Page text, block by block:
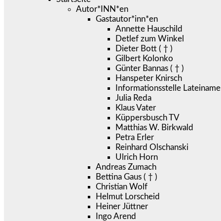
Autor*INN*en
Gastautor*inn*en
Annette Hauschild
Detlef zum Winkel
Dieter Bott ( † )
Gilbert Kolonko
Günter Bannas ( † )
Hanspeter Knirsch
Informationsstelle
Julia Reda
Klaus Vater
Küppersbusch TV
Matthias W. Birkwald
Petra Erler
Reinhard Olschanski
Ulrich Horn
Andreas Zumach
Bettina Gaus ( † )
Christian Wolf
Helmut Lorscheid
Heiner Jüttner
Ingo Arend